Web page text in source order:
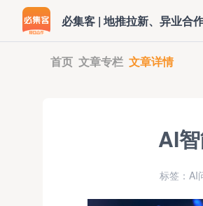
必集客 | 地推拉新、异业合
首页 文章专栏 文章详情
AI
标签：AI